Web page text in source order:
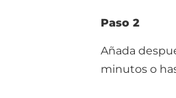
Paso 2
Añada
minutos o